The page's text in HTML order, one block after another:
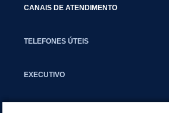
CANAIS DE ATENDIMENTO
TELEFONES ÚTEIS
EXECUTIVO